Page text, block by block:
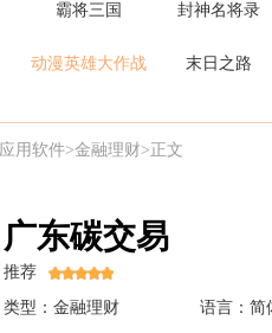
霸将三国 封神名将录
动漫英雄大作战 末日之路
应用软件>金融理财>正文
广东碳交易
推荐
类型：金融理财
语言：简